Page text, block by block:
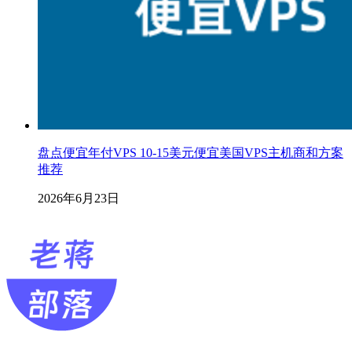
盘点便宜年付VPS 10-15美元便宜美国VPS主机商和方案
推荐
2026年6月23日